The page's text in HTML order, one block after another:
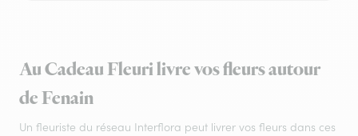
Au Cadeau Fleuri livre vos fleurs autour
de Fenain
Un fleuriste du réseau Interflora peut livrer vos fleurs dans ces